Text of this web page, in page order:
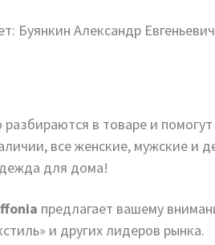
Буянкин Александр
в товаре и
все женские, мужские и
для дома!
предлагает вашему
и других лидеров рынка.